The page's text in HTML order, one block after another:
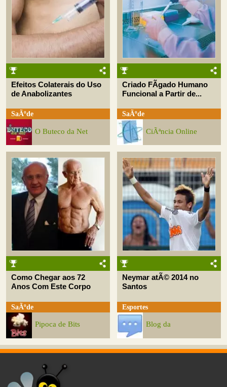
Efeitos Colaterais do Uso
de Anabolizantes
SaÃºde
O Buteco da Net
Criado FÃ­gado Humano
Funcional a Partir de...
SaÃºde
CiÃªncia Online
Como Chegar aos 72
Anos Com Este Corpo
SaÃºde
Pipoca de Bits
Neymar atÃ© 2014 no
Santos
Esportes
Blog da